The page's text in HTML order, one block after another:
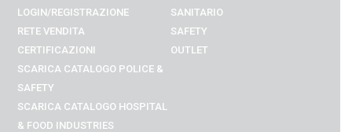
LOGIN/REGISTRAZIONE
RETE VENDITA
CERTIFICAZIONI
SCARICA CATALOGO POLICE &
SAFETY
SCARICA CATALOGO HOSPITAL
& FOOD INDUSTRIES
SANITARIO
SAFETY
OUTLET